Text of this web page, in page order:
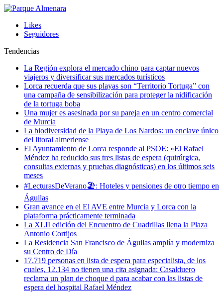
Likes
Seguidores
Tendencias
La Región explora el mercado chino para captar nuevos
viajeros y diversificar sus mercados turísticos
Lorca recuerda que sus playas son “Territorio Tortuga” con
una campaña de sensibilización para proteger la nidificación
de la tortuga boba
Una mujer es asesinada por su pareja en un centro comercial
de Murcia
La biodiversidad de la Playa de Los Nardos: un enclave único
del litoral almeriense
El Ayuntamiento de Lorca responde al PSOE: «El Rafael
Méndez ha reducido sus tres listas de espera (quirúrgica,
consultas externas y pruebas diagnósticas) en los últimos seis
meses
#LecturasDeVerano🏖: Hoteles y pensiones de otro tiempo en
Águilas
Gran avance en el El AVE entre Murcia y Lorca con la
plataforma prácticamente terminada
La XLII edición del Encuentro de Cuadrillas llena la Plaza
Antonio Cortijos
La Residencia San Francisco de Águilas amplía y moderniza
su Centro de Día
17.719 personas en lista de espera para especialista, de los
cuales, 12.134 no tienen una cita asignada: Casalduero
reclama un plan de choque d para acabar con las listas de
espera del hospital Rafael Méndez